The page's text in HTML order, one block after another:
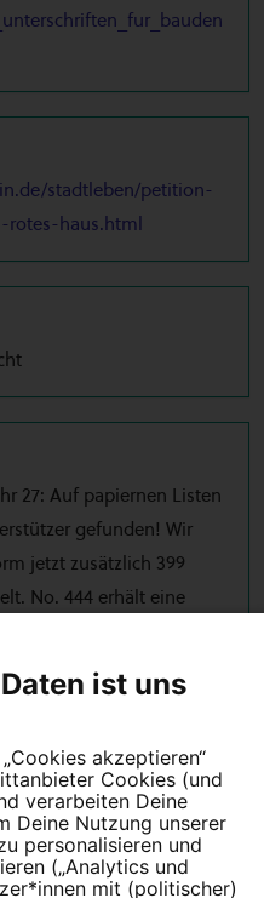
stadtleben/petition-
rotes-haus.html
27: Auf papiernen Listen
gefunden! Wir
jetzt zusätzlich 399
No. 444 erhält eine
ist uns
akzeptieren“
Cookies (und
verarbeiten Deine
Deine Nutzung unserer
personalisieren und
(„Analytics und
mit (politischer)